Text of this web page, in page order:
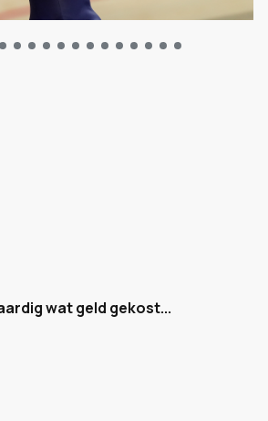
wat geld gekost...